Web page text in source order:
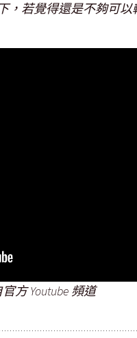
，若覺得還是不夠可以
方 Youtube 頻道